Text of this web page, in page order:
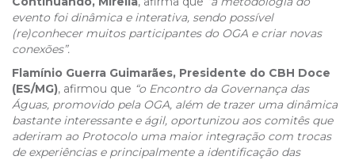
evento foi dinâmica e interativa, sendo possível
(re)conhecer muitos participantes do OGA e criar novas
conexões”.
Flamínio Guerra Guimarães, Presidente do CBH Doce
(ES/MG), afirmou que “o Encontro da Governança das
Águas, promovido pela OGA, além de trazer uma dinâmica
bastante interessante e ágil, oportunizou aos comitês que
aderiram ao Protocolo uma maior integração com trocas
de experiências e principalmente a identificação das